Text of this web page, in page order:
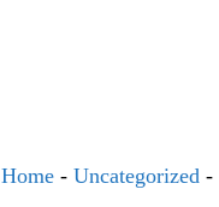
Home - Uncategorized -